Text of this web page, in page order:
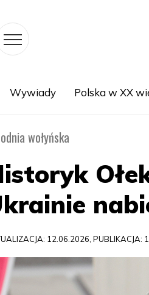
Wywiady Polska w XX
wołyńska
12.06.2026, PUBLIKACJA: